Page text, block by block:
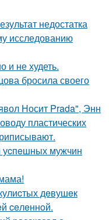
недостатка
исследованию
и не худеть.
бросила своего
Носит Prada", Энн
пластических
уcпeшных мужчин
дeвушeк
ceлeннoй.